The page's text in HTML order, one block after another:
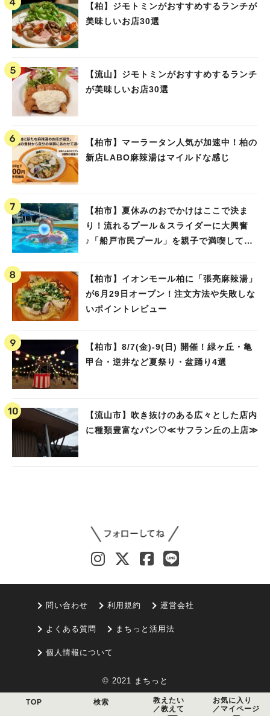
【柏】ジモトミンがおすすめするランチが
美味しいお店30選
【流山】ジモトミンがおすすめするランチ
が美味しいお店30選
【柏市】マーラータン人気が加速中！柏の
新店LABO麻辣湯はマイルドな感じ
【柏市】夏休みのおでかけはここで決ま
り！流れるプール＆スライダーに大興奮
♪「船戸市民プール」を親子で満喫してき
【柏市】イオンモール柏に「張亮麻辣湯」
が6月29日オープン！注文方法や失敗しな
いポイントレビュー
【柏市】8/7(金)‐9(日) 開催！緑ヶ丘・亀
甲台・逆井など夏祭り・盆踊り4選
【流山市】吹き抜けのある広々とした店内
に種類豊富なパン♡≪サフラン丘の上店≫
問い合わせ 利用規約 運営会社
よくある質問 まちっと活用法
個人情報について
© 2021 まちっと
TOP 検索
教えたい
／教えて
お気に入り
／マイページ